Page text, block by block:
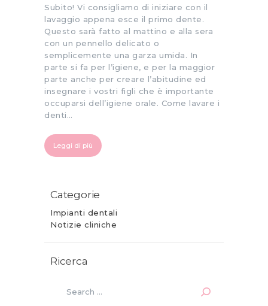
Subito! Vi consigliamo di iniziare con il
lavaggio appena esce il primo dente.
Questo sarà fatto al mattino e alla sera
con un pennello delicato o
semplicemente una garza umida. In
parte si fa per l’igiene, e per la maggior
parte anche per creare l’abitudine ed
insegnare i vostri figli che è importante
occuparsi dell’igiene orale. Come lavare i
denti…
Leggi di più
Categorie
Impianti dentali
Notizie cliniche
Ricerca